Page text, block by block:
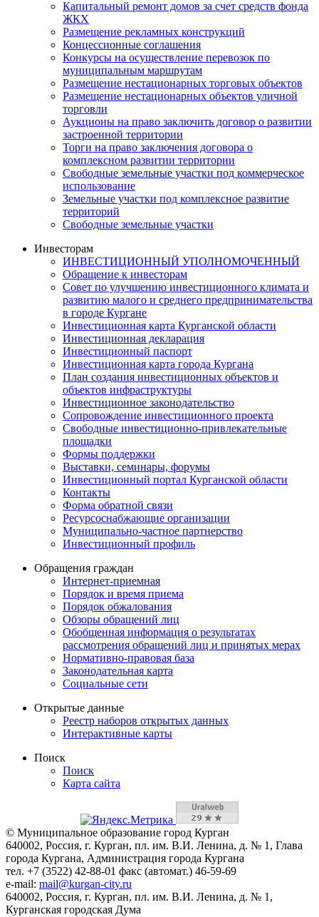
Капитальный ремонт домов за счет средств фонда
ЖКХ
Размещение рекламных конструкций
Концессионные соглашения
Конкурсы на осуществление перевозок по
муниципальным маршрутам
Размещение нестационарных торговых объектов
Размещение нестационарных объектов уличной
торговли
Аукционы на право заключить договор о развитии
застроенной территории
Торги на право заключения договора о
комплексном развитии территории
Свободные земельные участки под коммерческое
использование
Земельные участки под комплексное развитие
территорий
Свободные земельные участки
Инвесторам
ИНВЕСТИЦИОННЫЙ УПОЛНОМОЧЕННЫЙ
Обращение к инвесторам
Совет по улучшению инвестиционного климата и
развитию малого и среднего предпринимательства
в городе Кургане
Инвестиционная карта Курганской области
Инвестиционная декларация
Инвестиционный паспорт
Инвестиционная карта города Кургана
План создания инвестиционных объектов и
объектов инфраструктуры
Инвестиционное законодательство
Сопровождение инвестиционного проекта
Свободные инвестиционно-привлекательные
площадки
Формы поддержки
Выставки, семинары, форумы
Инвестиционный портал Курганской области
Контакты
Форма обратной связи
Ресурсоснабжающие организации
Муниципально-частное партнерство
Инвестиционный профиль
Обращения граждан
Интернет-приемная
Порядок и время приема
Порядок обжалования
Обзоры обращений лиц
Обобщенная информация о результатах
рассмотрения обращений лиц и принятых мерах
Нормативно-правовая база
Законодательная карта
Социальные сети
Открытые данные
Реестр наборов открытых данных
Интерактивные карты
Поиск
Поиск
Карта сайта
© Муниципальное образование город Курган
640002, Россия, г. Курган, пл. им. В.И. Ленина, д. № 1, Глава
города Кургана, Администрация города Кургана
тел. +7 (3522) 42-88-01 факс (автомат.) 46-59-69
e-mail: mail@kurgan-city.ru
640002, Россия, г. Курган, пл. им. В.И. Ленина, д. № 1,
Курганская городская Дума